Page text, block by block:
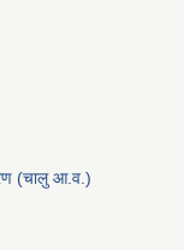
(चालु आ.व.)